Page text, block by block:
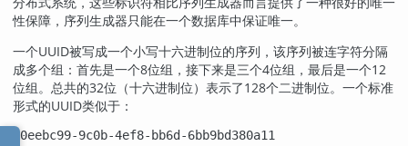
性保障，序列生成器只能在一个数据库中保证唯一。
一个UUID被写成一个小写十六进制位的序列，该序列被连字符分隔
成多个组：首先是一个8位组，接下来是三个4位组，最后是一个12
位组。总共的32位（十六进制位）表示了128个二进制位。一个标准
形式的UUID类似于：
a0eebc99-9c0b-4ef8-bb6d-6bb9bd380a11